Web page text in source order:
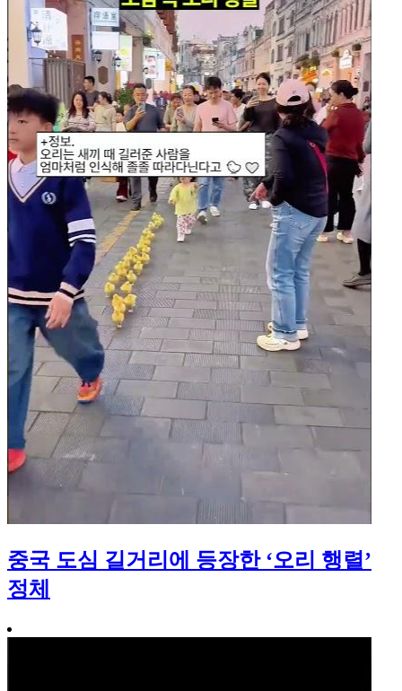
중국 도심 길거리에 등장한 ‘오리 행렬’
정체